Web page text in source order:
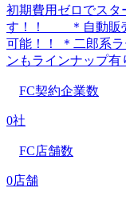
初期費用ゼロでスタ
す！！ ＊自動販売
可能！！ ＊二郎系
ンもラインナップ有
FC契約企業数
0社
FC店舗数
0店舗